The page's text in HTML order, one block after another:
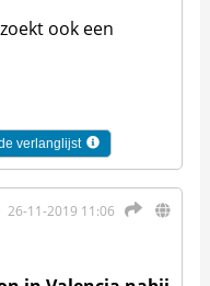
ook een
verlanglijst
26-11-2019 11:06